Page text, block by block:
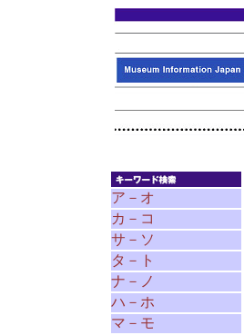
ア－オ
カ－コ
サ－ソ
タ－ト
ナ－ノ
ハ－ホ
マ－モ